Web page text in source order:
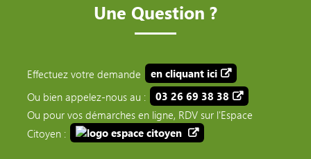
Une Question ?
Effectuez votre demande
en cliquant ici
Ou bien appelez-nous au :
03 26 69 38 38
Ou pour vos démarches en ligne, RDV sur l'Espace
Citoyen :